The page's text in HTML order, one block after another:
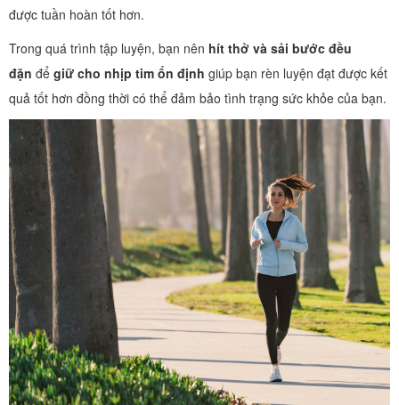
được tuần hoàn tốt hơn.
Trong quá trình tập luyện, bạn nên hít thở và sải bước đều
đặn để giữ cho nhịp tim ổn định giúp bạn rèn luyện đạt được kết
quả tốt hơn đồng thời có thể đảm bảo tình trạng sức khỏe của bạn.